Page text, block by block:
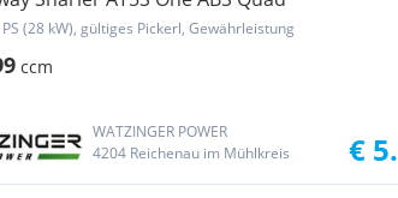
(28 kW), gültiges Pickerl, Gewährleistung
ccm
WATZINGER POWER
4204 Reichenau im Mühlkreis
€